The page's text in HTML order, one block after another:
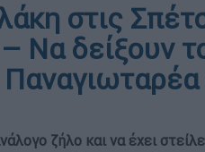
στις
Να δείξουν
ζήλο και να έχει